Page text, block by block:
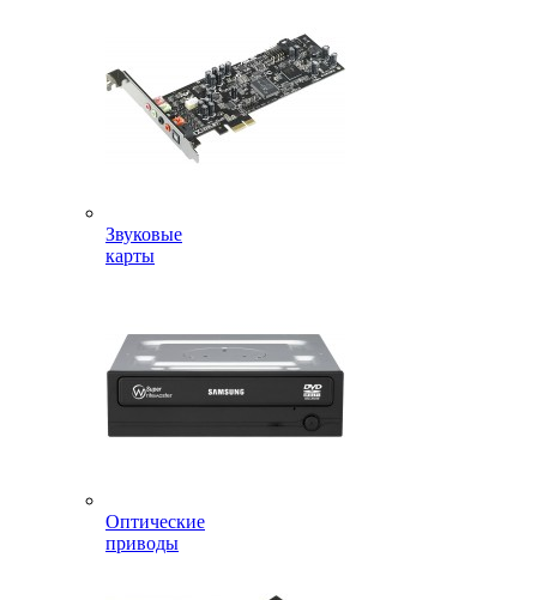
Звуковые
карты
Оптические
приводы